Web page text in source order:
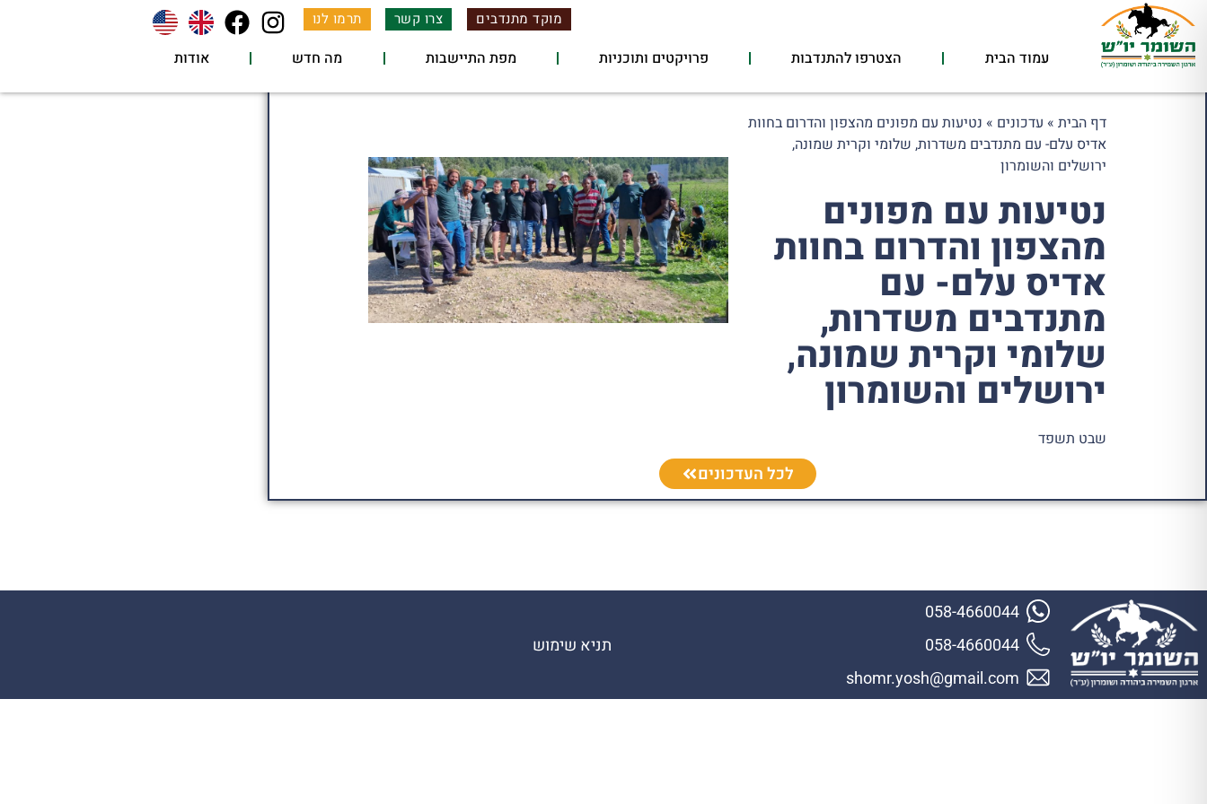
מוקד מתנדבים צרו קשר תרמו לנו
עמוד הבית הצטרפו להתנדבות פרויקטים ותוכניות מפת התיישבות מה חדש אודות
דף הבית » עדכונים » נטיעות עם מפונים מהצפון והדרום בחוות
אדיס עלם- עם מתנדבים משדרות, שלומי וקרית שמונה,
ירושלים והשומרון
נטיעות עם מפונים
מהצפון והדרום בחוות
אדיס עלם- עם
מתנדבים משדרות,
שלומי וקרית שמונה,
ירושלים והשומרון
שבט תשפד
לכל העדכונים
058-4660044
058-4660044
shomr.yosh@gmail.com
תניא שימוש